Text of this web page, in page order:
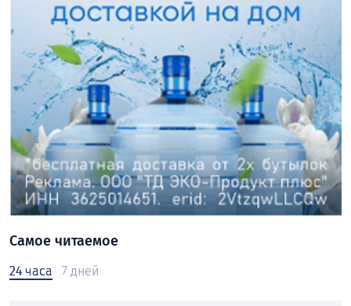
Самое читаемое
24 часа 7 дней